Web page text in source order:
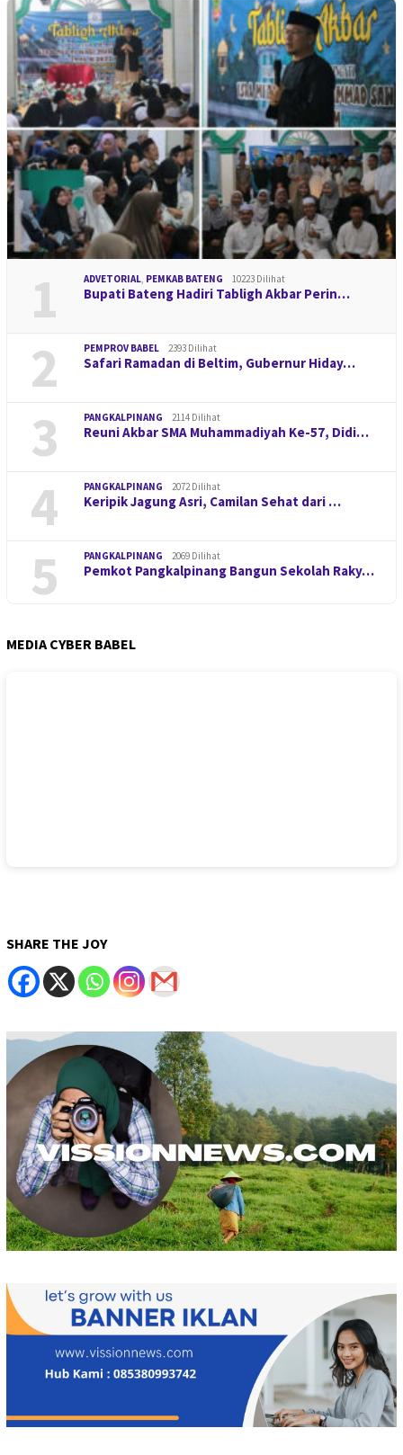
1 ADVETORIAL PEMKAB BATENG 10223 Dilihat
Bupati Bateng Hadiri Tabligh Akbar Perin…
2 PEMPROV BABEL 2393 Dilihat
Safari Ramadan di Beltim, Gubernur Hiday…
3 PANGKALPINANG 2114 Dilihat
Reuni Akbar SMA Muhammadiyah Ke-57, Didi…
4 PANGKALPINANG 2072 Dilihat
Keripik Jagung Asri, Camilan Sehat dari …
5 PANGKALPINANG 2069 Dilihat
Pemkot Pangkalpinang Bangun Sekolah Raky…
MEDIA CYBER BABEL
SHARE THE JOY